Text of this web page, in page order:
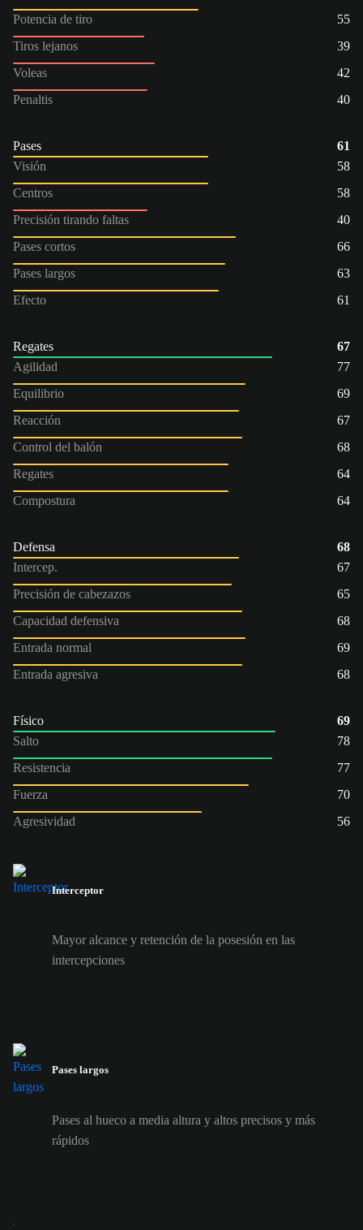
Potencia de tiro
55
Tiros lejanos
39
Voleas
42
Penaltis
40
Pases
61
Visión
58
Centros
58
Precisión tirando faltas
40
Pases cortos
66
Pases largos
63
Efecto
61
Regates
67
Agilidad
77
Equilibrio
69
Reacción
67
Control del balón
68
Regates
64
Compostura
64
Defensa
68
Intercep.
67
Precisión de cabezazos
65
Capacidad defensiva
68
Entrada normal
69
Entrada agresiva
68
Físico
69
Salto
78
Resistencia
77
Fuerza
70
Agresividad
56
Interceptor
Mayor alcance y retención de la posesión en las
intercepciones
Pases largos
Pases al hueco a media altura y altos precisos y más
rápidos